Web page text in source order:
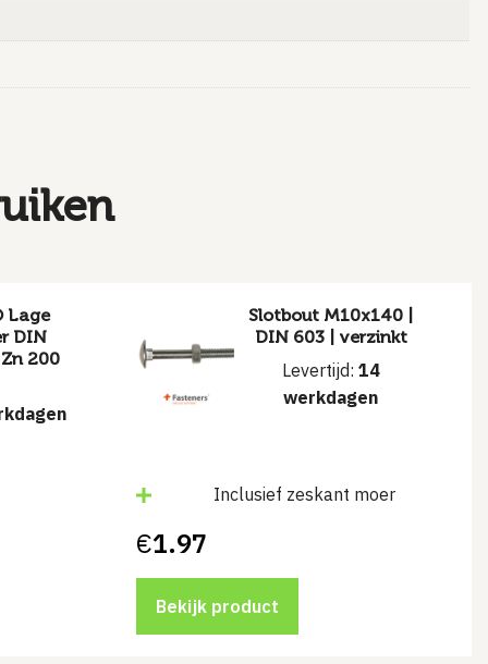
Lage
DIN
200
Slotbout M10x140 |
DIN 603 | verzinkt
Levertijd: 14
werkdagen
Inclusief zeskant moer
€1.97
Bekijk product